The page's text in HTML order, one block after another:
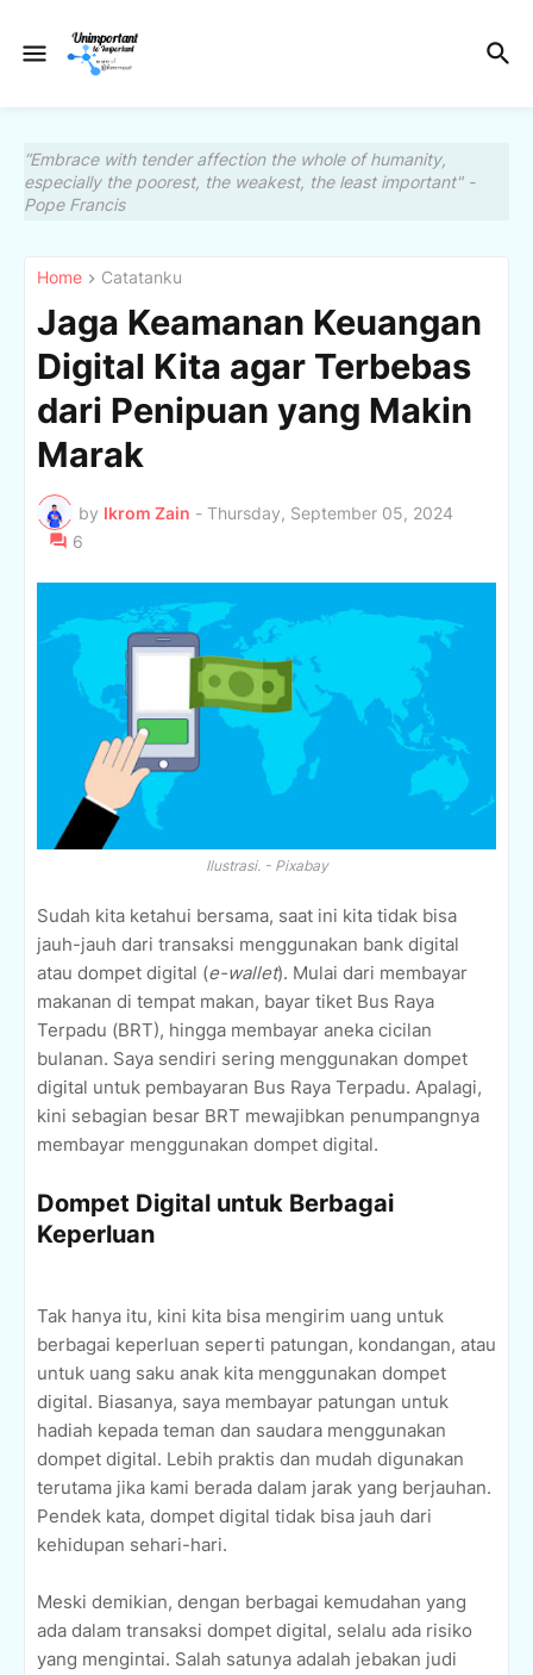
“Embrace with tender affection the whole of humanity,
especially the poorest, the weakest, the least important" -
Pope Francis
Home Catatanku
Jaga Keamanan Keuangan
Digital Kita agar Terbebas
dari Penipuan yang Makin
Marak
by Ikrom Zain - Thursday, September 05, 2024
6
Ilustrasi. - Pixabay
Sudah kita ketahui bersama, saat ini kita tidak bisa
jauh-jauh dari transaksi menggunakan bank digital
atau dompet digital (e-wallet). Mulai dari membayar
makanan di tempat makan, bayar tiket Bus Raya
Terpadu (BRT), hingga membayar aneka cicilan
bulanan. Saya sendiri sering menggunakan dompet
digital untuk pembayaran Bus Raya Terpadu. Apalagi,
kini sebagian besar BRT mewajibkan penumpangnya
membayar menggunakan dompet digital.
Dompet Digital untuk Berbagai
Keperluan
Tak hanya itu, kini kita bisa mengirim uang untuk
berbagai keperluan seperti patungan, kondangan, atau
untuk uang saku anak kita menggunakan dompet
digital. Biasanya, saya membayar patungan untuk
hadiah kepada teman dan saudara menggunakan
dompet digital. Lebih praktis dan mudah digunakan
terutama jika kami berada dalam jarak yang berjauhan.
Pendek kata, dompet digital tidak bisa jauh dari
kehidupan sehari-hari.
Meski demikian, dengan berbagai kemudahan yang
ada dalam transaksi dompet digital, selalu ada risiko
yang mengintai. Salah satunya adalah jebakan judi